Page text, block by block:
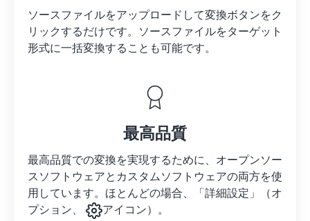
ソースファイルをアップロードして変換ボタンをク
リックするだけです。 ソースファイルをターゲット
形式に一括変換することも可能です。
最高品質
最高品質での変換を実現するために、オープンソー
スソフトウェアとカスタムソフトウェアの両方を使
用しています。ほとんどの場合、「詳細設定」（オ
プション、
アイコン）。